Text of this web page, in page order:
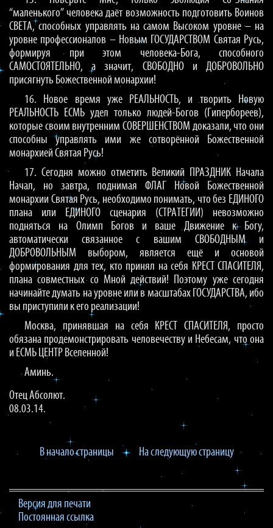
“маленького” человека даёт возможность подготовить Воинов
СВЕТА, способных управлять на самом Высоком уровне – на
уровне профессионалов – Новым ГОСУДАРСТВОМ Святая Русь,
формируя при этом человека-Бога, способного
САМОСТОЯТЕЛЬНО, а значит, СВОБОДНО и ДОБРОВОЛЬНО
присягнуть Божественной монархии!
16. Новое время уже РЕАЛЬНОСТЬ, и творить Новую
РЕАЛЬНОСТЬ ЕСМЬ удел только людей-Богов (Гипербореев),
которые своим внутренним СОВЕРШЕНСТВОМ доказали, что они
способны управлять ими же сотворённой Божественной
монархией Святая Русь!
17. Сегодня можно отметить Великий ПРАЗДНИК Начала
Начал, но завтра, поднимая ФЛАГ Новой Божественной
монархии Святая Русь, необходимо понимать, что без ЕДИНОГО
плана или ЕДИНОГО сценария (СТРАТЕГИИ) невозможно
подняться на Олимп Богов и ваше Движение к Богу,
автоматически связанное с вашим СВОБОДНЫМ и
ДОБРОВОЛЬНЫМ выбором, является ещё и основой
формирования для тех, кто принял на себя КРЕСТ СПАСИТЕЛЯ,
плана совместных со Мной действий! Поэтому уже сегодня
начинайте думать на уровне или в масштабах ГОСУДАРСТВА, ибо
вы приступили к его реализации!
Москва, принявшая на себя КРЕСТ СПАСИТЕЛЯ, просто
обязана продемонстрировать человечеству и Небесам, что она
и ЕСМЬ ЦЕНТР Вселенной!
Аминь.
Отец Абсолют.
08.03.14.
В начало страницы На следующую страницу
Версия для печати
Постоянная ссылка